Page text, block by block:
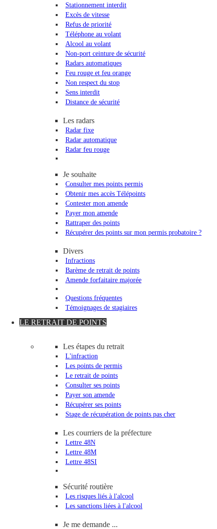
Stationnement interdit
Excès de vitesse
Refus de priorité
Téléphone au volant
Alcool au volant
Non-port ceinture de sécurité
Radars automatiques
Feu rouge et feu orange
Non respect du stop
Sens interdit
Distance de sécurité
Les radars
Radar fixe
Radar automatique
Radar feu rouge
Je souhaite
Consulter mes points permis
Obtenir mes accès Télépoints
Contester mon amende
Payer mon amende
Rattraper des points
Récupérer des points sur mon permis probatoire ?
Divers
Infractions
Barème de retrait de points
Amende forfaitaire majorée
Questions fréquentes
Témoignages de stagiaires
LE RETRAIT DE POINTS
Les étapes du retrait
L'infraction
Les points de permis
Le retrait de points
Consulter ses points
Payer son amende
Récupérer ses points
Stage de récupération de points pas cher
Les courriers de la préfecture
Lettre 48N
Lettre 48M
Lettre 48SI
Sécurité routière
Les risques liés à l'alcool
Les sanctions liées à l'alcool
Je me demande ...